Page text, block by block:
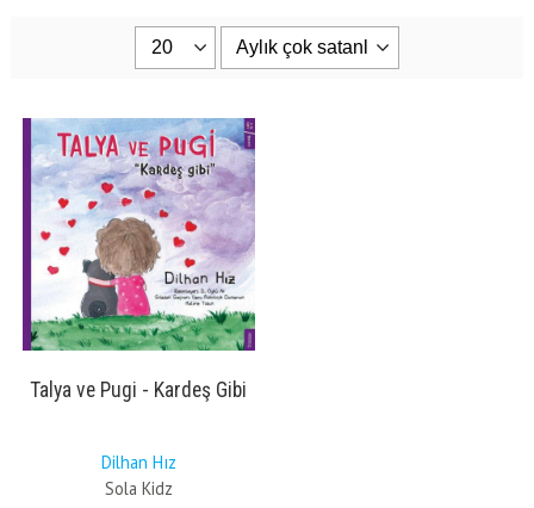
Talya ve Pugi - Kardeş Gibi
Dilhan Hız
Sola Kidz